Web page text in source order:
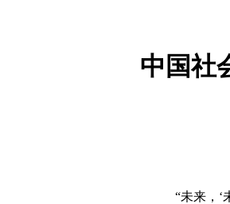
中国社
“未来，‘未